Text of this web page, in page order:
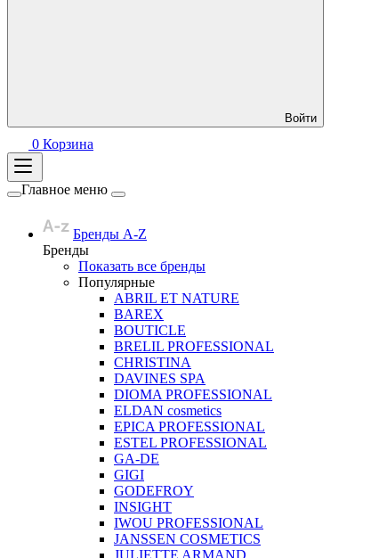
Войти
0 Корзина
Главное меню
Бренды A-Z
Бренды
Показать все бренды
Популярные
ABRIL ET NATURE
BAREX
BOUTICLE
BRELIL PROFESSIONAL
CHRISTINA
DAVINES SPA
DIOMA PROFESSIONAL
ELDAN cosmetics
EPICA PROFESSIONAL
ESTEL PROFESSIONAL
GA-DE
GIGI
GODEFROY
INSIGHT
IWOU PROFESSIONAL
JANSSEN COSMETICS
JULIETTE ARMAND